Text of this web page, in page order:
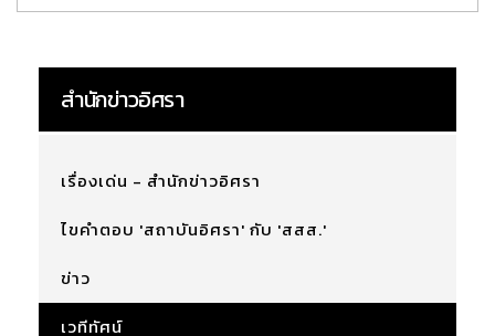
สำนักข่าวอิศรา
เรื่องเด่น - สำนักข่าวอิศรา
ไขคำตอบ 'สถาบันอิศรา' กับ 'สสส.'
ข่าว
เวทีทัศน์